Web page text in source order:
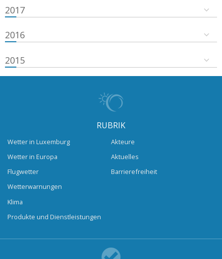
2017
2016
2015
RUBRIK
Wetter in Luxemburg
Wetter in Europa
Flugwetter
Wetterwarnungen
Klima
Produkte und Dienstleistungen
Akteure
Aktuelles
Barrierefreiheit